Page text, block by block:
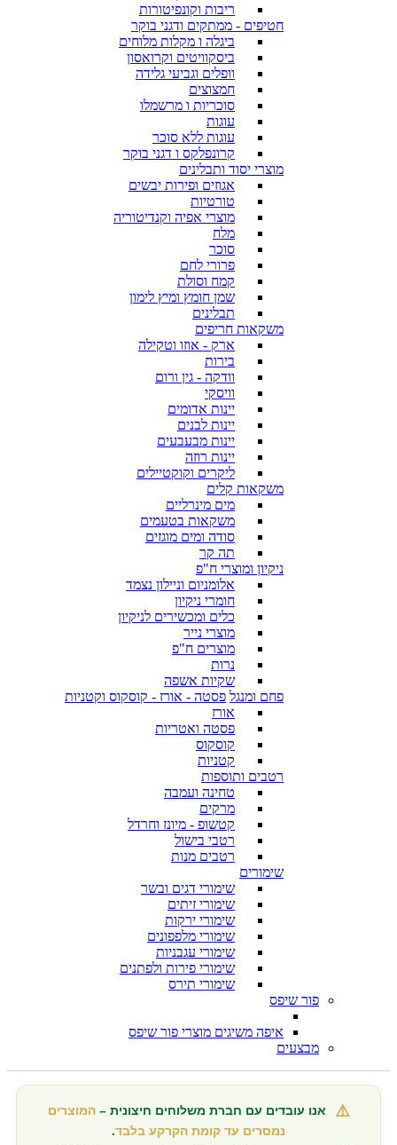
ריבות וקונפיטורות
חטיפים - ממתקים ודגני בוקר
ביגלה ו מקלות מלוחים
ביסקוויטים וקרואסון
וופלים וגביעי גלידה
חמצוצים
סוכריות ו מרשמלו
עוגות
עוגות ללא סוכר
קרונפלקס ו דגני בוקר
מוצרי יסוד ותבלינים
אגוזים ופירות יבשים
טורטיות
מוצרי אפיה וקנדיטוריה
מלח
סוכר
פרורי לחם
קמח וסולת
שמן חומץ ומיץ לימון
תבלינים
משקאות חריפים
ארק - אוזו וטקילה
בירות
וודקה - גין ורום
וויסקי
יינות אדומים
יינות לבנים
יינות מבעבעים
יינות רוזה
ליקרים וקוקטיילים
משקאות קלים
מים מינרליים
משקאות בטעמים
סודה ומים מוגזים
תה קר
ניקיון ומוצרי ח"פ
אלומניום וניילון נצמד
חומרי ניקיון
כלים ומכשירים לניקיון
מוצרי נייר
מוצרים ח"פ
נרות
שקיות אשפה
פחם ומנגל פסטה - אורז - קוסקוס וקטניות
אורז
פסטה ואטריות
קוסקוס
קטניות
רטבים ותוספות
טחינה ועמבה
מרקים
קטשופ - מיונז וחרדל
רטבי בישול
רטבים מנות
שימורים
שימורי דגים ובשר
שימורי זיתים
שימורי ירקות
שימורי מלפפונים
שימורי עגבניות
שימורי פירות ולפתנים
שימורי תירס
פור שיפס
איפה משיגים מוצרי פור שיפס
מבצעים
⚠️ אנו עובדים עם חברת משלוחים חיצונית –המוצרים
נמסרים עד קומת הקרקע בלבד.